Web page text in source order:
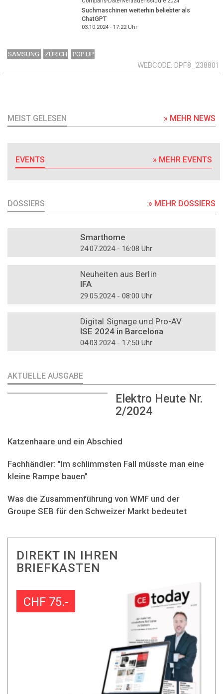
Suchmaschinen weiterhin beliebter als
ChatGPT
03.10.2024 - 17:22Uhr
SAMSUNG ZÜRICH POP UP
WEBCODE DPF8_238801
MEIST GELESEN » MEHR NEWS
EVENTS » MEHR EVENTS
DOSSIERS » MEHR DOSSIERS
Smarthome
24.07.2024 - 16:08 Uhr
Neuheiten aus Berlin
IFA
29.05.2024 - 08:00 Uhr
Digital Signage und Pro-AV
ISE 2024 in Barcelona
04.03.2024 - 17:50 Uhr
AKTUELLE AUSGABE
Elektro Heute Nr.
2/2024
Katzenhaare und ein Abschied
Fachhändler: "Im schlimmsten Fall müsste man eine
kleine Rampe bauen"
Was die Zusammenführung von WMF und der
Groupe SEB für den Schweizer Markt bedeutet
DIREKT IN IHREN
BRIEFKASTEN
CHF 75.-